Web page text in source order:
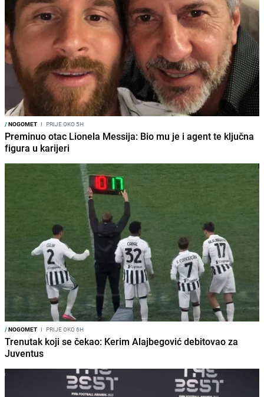
/NOGOMET I PRIJE OKO 5H
Preminuo otac Lionela Messija: Bio mu je i agent te ključna
figura u karijeri
/NOGOMET I PRIJE OKO 6H
Trenutak koji se čekao: Kerim Alajbegović debitovao za
Juventus